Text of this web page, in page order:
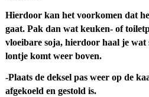
Hierdoor kan het voorkomen dat
gaat. Pak dan wat keuken- of
vloeibare soja, hierdoor haal je
lontje komt weer boven.
-Plaats de deksel pas weer op de
afgekoeld en gestold is.